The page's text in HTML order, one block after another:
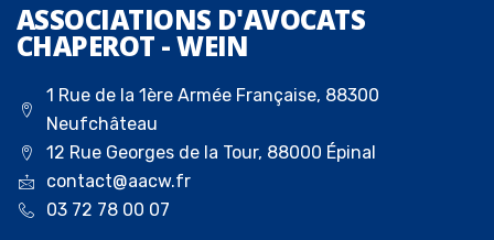
ASSOCIATIONS D'AVOCATS
CHAPEROT - WEIN
1 Rue de la 1ère Armée Française, 88300
Neufchâteau
12 Rue Georges de la Tour, 88000 Épinal
contact@aacw.fr
03 72 78 00 07